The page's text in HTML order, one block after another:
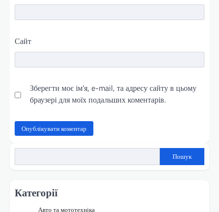
Сайт
Зберегти моє ім'я, e-mail, та адресу сайту в цьому
браузері для моїх подальших коментарів.
Пошук
Категорії
Авто та мототехніка